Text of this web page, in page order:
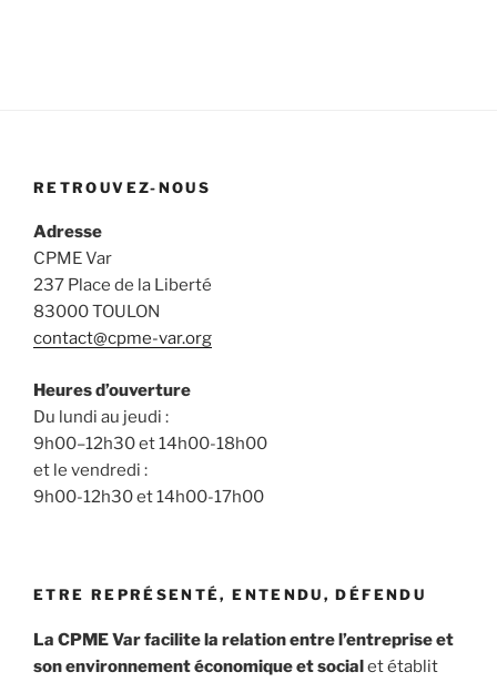
RETROUVEZ-NOUS
Adresse
CPME Var
237 Place de la Liberté
83000 TOULON
contact@cpme-var.org
Heures d’ouverture
Du lundi au jeudi :
9h00–12h30 et 14h00-18h00
et le vendredi :
9h00-12h30 et 14h00-17h00
ETRE REPRÉSENTÉ, ENTENDU, DÉFENDU
La CPME Var facilite la relation entre l’entreprise et
son environnement économique et socialet établit